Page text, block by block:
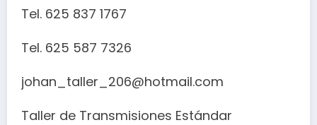
Tel. 625 837 1767
Tel. 625 587 7326
johan_taller_206@hotmail.com
Taller de Transmisiones Estándar